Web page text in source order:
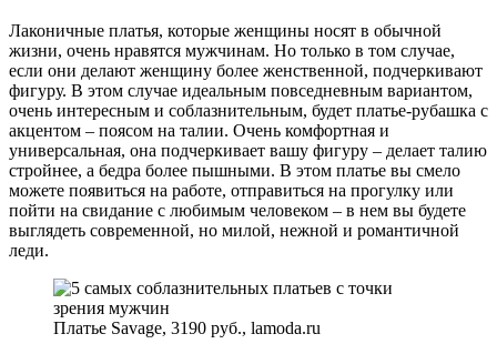
Лаконичные платья, которые женщины носят в обычной
жизни, очень нравятся мужчинам. Но только в том случае,
если они делают женщину более женственной, подчеркивают
фигуру. В этом случае идеальным повседневным вариантом,
очень интересным и соблазнительным, будет платье-рубашка с
акцентом – поясом на талии. Очень комфортная и
универсальная, она подчеркивает вашу фигуру – делает талию
стройнее, а бедра более пышными. В этом платье вы смело
можете появиться на работе, отправиться на прогулку или
пойти на свидание с любимым человеком – в нем вы будете
выглядеть современной, но милой, нежной и романтичной
леди.
Платье Savage, 3190 руб., lamoda.ru